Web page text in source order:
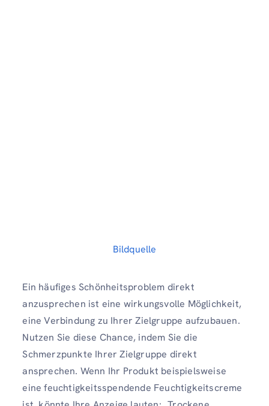
Bildquelle
Ein häufiges Schönheitsproblem direkt
anzusprechen ist eine wirkungsvolle Möglichkeit,
eine Verbindung zu Ihrer Zielgruppe aufzubauen.
Nutzen Sie diese Chance, indem Sie die
Schmerzpunkte Ihrer Zielgruppe direkt
ansprechen. Wenn Ihr Produkt beispielsweise
eine feuchtigkeitsspendende Feuchtigkeitscreme